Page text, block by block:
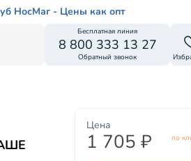
НосМаг - Цены как опт
Бесплатная линия
8 800 333 13 27
Обратный звонок
Цена
1 705 ₽
по